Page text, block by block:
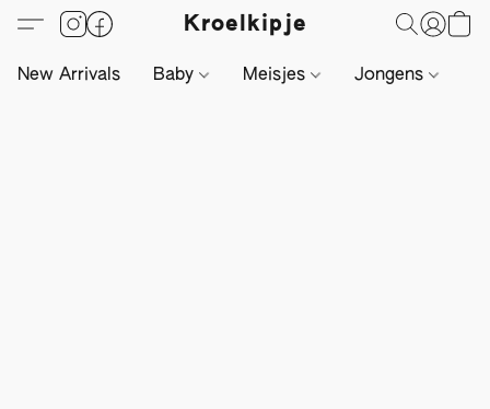
Kroelkipje
New Arrivals Baby Meisjes Jongens